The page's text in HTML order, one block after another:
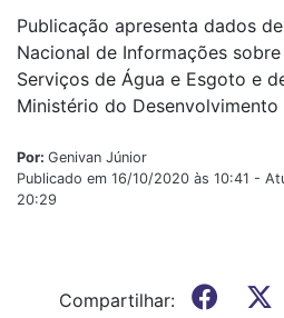
Publicação apresenta dados
Nacional de Informações
Serviços de Água e Esgoto e
Ministério do Desenvolvimento
Por: Genivan Júnior
Publicado em 16/10/2020 às 10:41 -
20:29
Compartilhar: